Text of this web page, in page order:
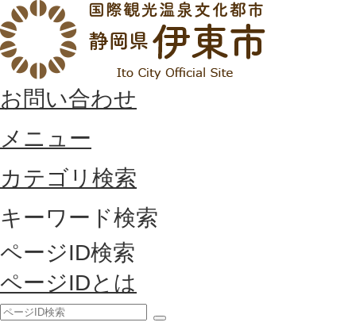
お問い合わせ
メニュー
カテゴリ検索
キーワード検索
ページID検索
ページIDとは